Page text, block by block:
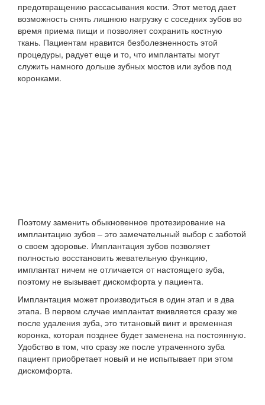
предотвращению рассасывания кости. Этот метод дает
возможность снять лишнюю нагрузку с соседних зубов во
время приема пищи и позволяет сохранить костную
ткань. Пациентам нравится безболезненность этой
процедуры, радует еще и то, что имплантаты могут
служить намного дольше зубных мостов или зубов под
коронками.
Поэтому заменить обыкновенное протезирование на
имплантацию зубов – это замечательный выбор с заботой
о своем здоровье. Имплантация зубов позволяет
полностью восстановить жевательную функцию,
имплантат ничем не отличается от настоящего зуба,
поэтому не вызывает дискомфорта у пациента.
Имплантация может производиться в один этап и в два
этапа. В первом случае имплантат вживляется сразу же
после удаления зуба, это титановый винт и временная
коронка, которая позднее будет заменена на постоянную.
Удобство в том, что сразу же после утраченного зуба
пациент приобретает новый и не испытывает при этом
дискомфорта.